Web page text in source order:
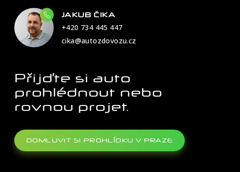
JAKUB ČIKA
+420 734 445 447
cika@autozdovozu.cz
Přijďte si auto
prohlédnout nebo
rovnou projet.
DOMLUVIT SI PROHLÍDKU V PRAZE